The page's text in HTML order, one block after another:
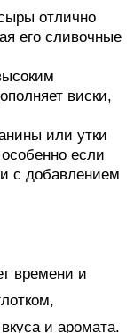
отлично
его сливочные
виски,
или утки
если
с добавлением
времени и
и аромата.